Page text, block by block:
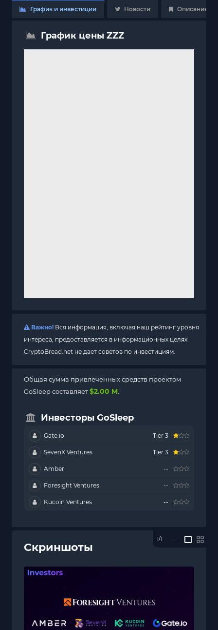
График и инвестиции Новости Описание
График цены ZZZ
Важно! Вся информация, включая наш рейтинг уровня
интереса, предоставляется в информационных целях.
CryptoBread.net не дает советов по инвестициям.
Общая сумма привлеченных средств проектом
GoSleep составляет$2.00 M
Инвесторы GoSleep
Gate.io Tier 3
SevenX Ventures Tier 3
Amber --
Foresight Ventures --
Kucoin Ventures --
Скриншоты
1/1 —